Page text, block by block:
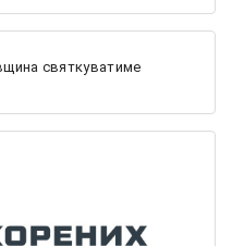
святкуватиме